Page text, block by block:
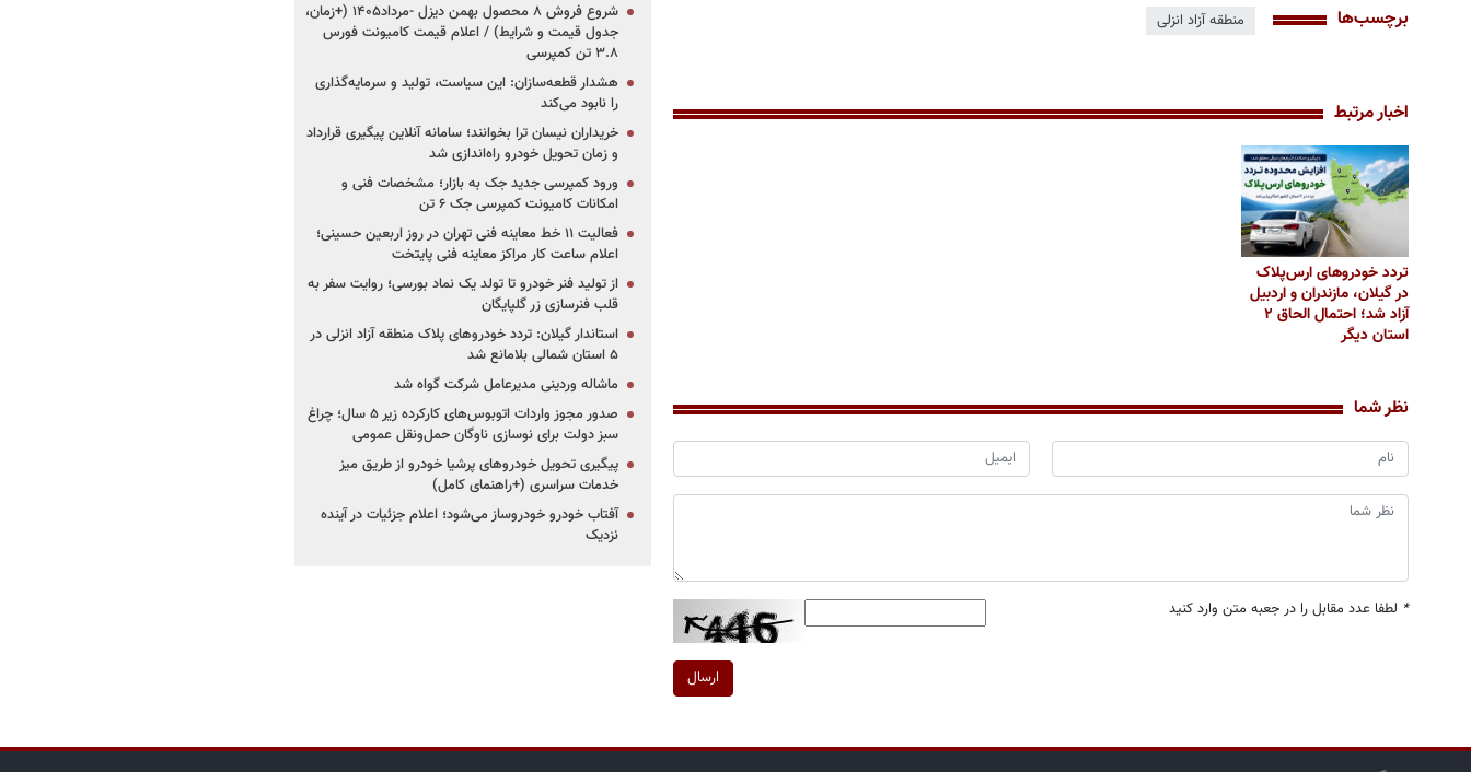
برچسب‌ها منطقه آزاد انزلی
اخبار مرتبط
تردد خودروهای ارس‌پلاک
در گیلان، مازندران و اردبیل
آزاد شد؛ احتمال الحاق ۲
استان دیگر
نظر شما
* لطفا عدد مقابل را در جعبه متن وارد کنید
ارسال
شروع فروش ۸ محصول بهمن دیزل -مرداد۱۴۰۵ (+زمان،
جدول قیمت و شرایط) / اعلام قیمت کامیونت فورس
۳.۸ تن کمپرسی
هشدار قطعه‌سازان: این سیاست، تولید و سرمایه‌گذاری
را نابود می‌کند
خریداران نیسان ترا بخوانند؛ سامانه آنلاین پیگیری قرارداد
و زمان تحویل خودرو راه‌اندازی شد
ورود کمپرسی جدید جک به بازار؛ مشخصات فنی و
امکانات کامیونت کمپرسی جک ۶ تن
فعالیت ۱۱ خط معاینه فنی تهران در روز اربعین حسینی؛
اعلام ساعت کار مراکز معاینه فنی پایتخت
از تولید فنر خودرو تا تولد یک نماد بورسی؛ روایت سفر به
قلب فنرسازی زر گلپایگان
استاندار گیلان: تردد خودروهای پلاک منطقه آزاد انزلی در
۵ استان شمالی بلامانع شد
ماشاله وردینی مدیرعامل شرکت گواه شد
صدور مجوز واردات اتوبوس‌های کارکرده زیر ۵ سال؛ چراغ
سبز دولت برای نوسازی ناوگان حمل‌ونقل عمومی
پیگیری تحویل خودروهای پرشیا خودرو از طریق میز
خدمات سراسری (+راهنمای کامل)
آفتاب خودرو خودروساز می‌شود؛ اعلام جزئیات در آینده
نزدیک